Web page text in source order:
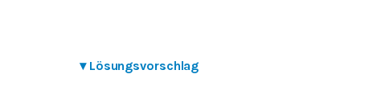
▾ Lösungsvorschlag